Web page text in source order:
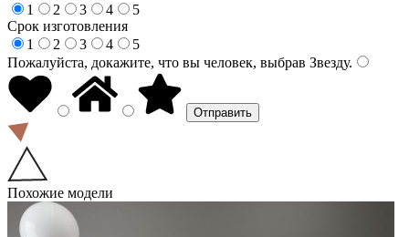
1
2 3 4
5
Срок изготовления
1
2 3 4
5
Пожалуйста, докажите, что вы человек, выбрав Звезду.
Похожие модели